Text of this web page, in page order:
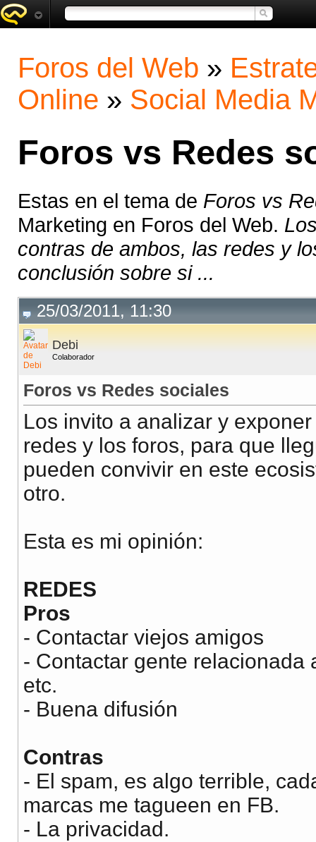
Foros del Web »
Online » Social Media
Foros vs Redes
Estas en el tema de Foros vs
Marketing en Foros del Web.
contras de ambos, las redes y
conclusión sobre si ...
25/03/2011, 11:30
Debi
Colaborador
Foros vs Redes sociales
Los invito a analizar y
redes y los foros, para que
pueden convivir en este
otro.
Esta es mi opinión:
REDES
Pros
- Contactar viejos amigos
- Contactar gente relacionada
etc.
- Buena difusión
Contras
- El spam, es algo terrible,
marcas me tagueen en FB.
- La privacidad.